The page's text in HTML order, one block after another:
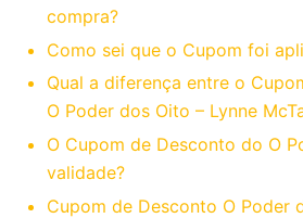
compra?
Como sei que o Cupom foi
Qual a diferença entre o
O Poder dos Oito – Lynne
O Cupom de Desconto do O
validade?
Cupom de Desconto O Poder